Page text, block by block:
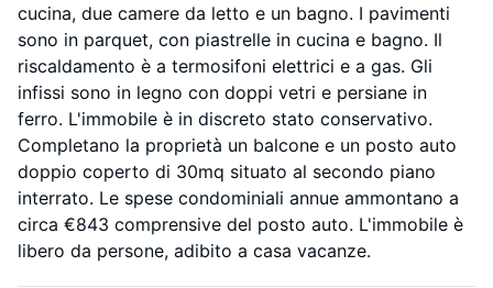
cucina, due camere da letto e un bagno. I pavimenti
sono in parquet, con piastrelle in cucina e bagno. Il
riscaldamento è a termosifoni elettrici e a gas. Gli
infissi sono in legno con doppi vetri e persiane in
ferro. L'immobile è in discreto stato conservativo.
Completano la proprietà un balcone e un posto auto
doppio coperto di 30mq situato al secondo piano
interrato. Le spese condominiali annue ammontano a
circa €843 comprensive del posto auto. L'immobile è
libero da persone, adibito a casa vacanze.